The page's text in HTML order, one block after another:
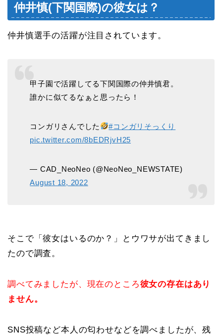
仲井慎(下関国際)の彼女は？
仲井慎選手の活躍が注目されています。
甲子園で活躍してる下関国際の仲井慎君。
誰かに似てるなぁと思ったら！
コンガリさんでした
#コンガリそっくり
pic.twitter.com/8bEDRjvH25
— CAD_NeoNeo (@NeoNeo_NEWSTATE)
August 18, 2022
そこで「彼女はいるのか？」とウワサが出てきまし
たので調査。
調べてみましたが、現在のところ彼女の存在はあり
ません。
SNS投稿など本人の匂わせなどを調べましたが、残